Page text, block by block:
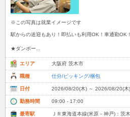
※この写真は就業イメージです
駅からの送迎もあり！即払いも利用OK！車通勤
★ダンボー...
エリア 大阪府 茨木市
職種 仕分/ピッキング/梱包
日付 2026/08/20(木) ～ 2026/08/20(木)
勤務時間 09:00 - 17:00
最寄駅 ＪＲ東海道本線(米原－神戸)：茨